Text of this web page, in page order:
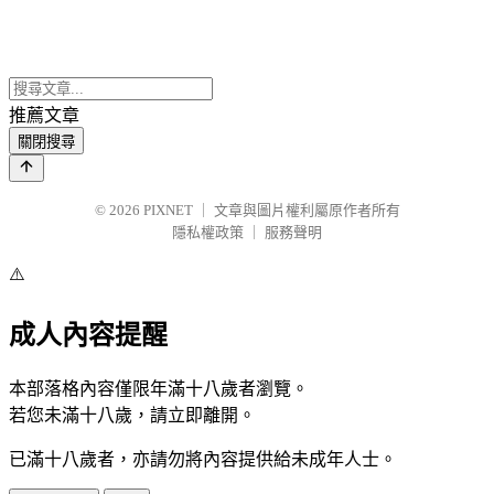
推薦文章
關閉搜尋
© 2026 PIXNET
文章與圖片權利屬原作者所有
隱私權政策
服務聲明
⚠️
成人內容提醒
本部落格內容僅限年滿十八歲者瀏覽。
若您未滿十八歲，請立即離開。
已滿十八歲者，亦請勿將內容提供給未成年人士。